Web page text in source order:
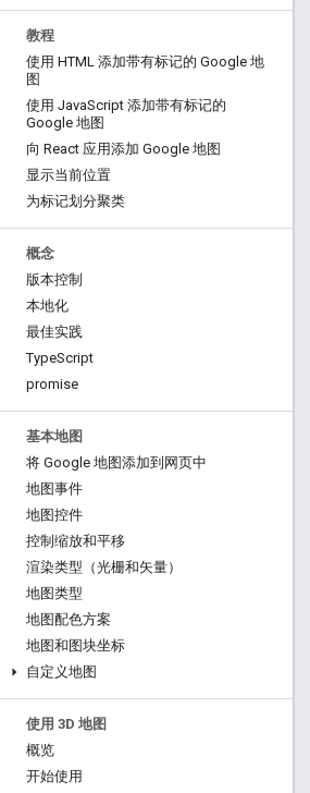
教程
使用 HTML 添加带有标记的 Google 地
图
使用 JavaScript 添加带有标记的
Google 地图
向 React 应用添加 Google 地图
显示当前位置
为标记划分聚类
概念
版本控制
本地化
最佳实践
TypeScript
promise
基本地图
将 Google 地图添加到网页中
地图事件
地图控件
控制缩放和平移
渲染类型（光栅和矢量）
地图类型
地图配色方案
地图和图块坐标
自定义地图
使用 3D 地图
概览
开始使用